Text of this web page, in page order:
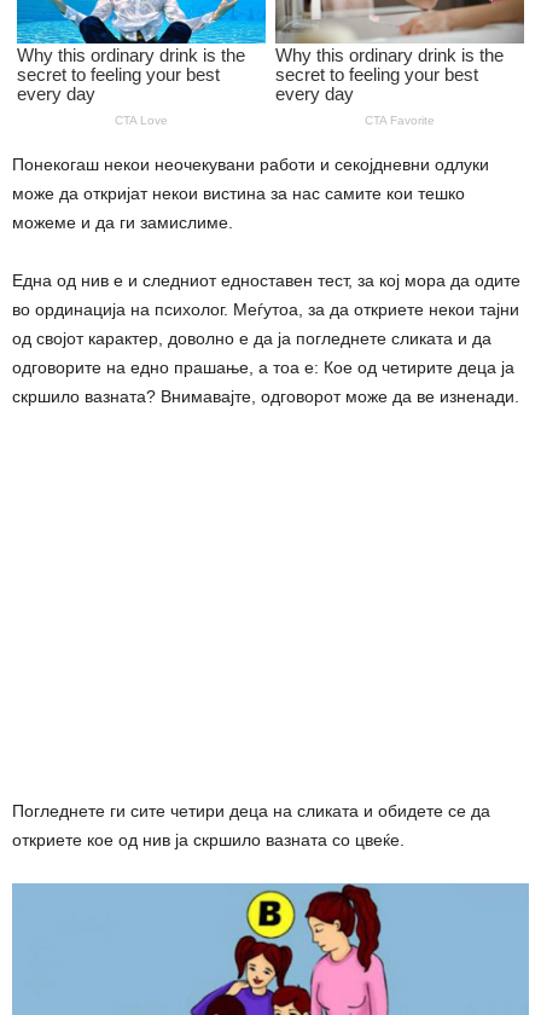
Понекогаш некои неочекувани работи и секојдневни одлуки
може да откријат некои вистина за нас самите кои тешко
можеме и да ги замислиме.
Една од нив е и следниот едноставен тест, за кој мора да одите
во ординација на психолог. Меѓутоа, за да откриете некои тајни
од својот карактер, доволно е да ја погледнете сликата и да
одговорите на едно прашање, а тоа е: Кое од четирите деца ја
скршило вазната? Внимавајте, одговорот може да ве изненади.
Погледнете ги сите четири деца на сликата и обидете се да
откриете кое од нив ја скршило вазната со цвеќе.